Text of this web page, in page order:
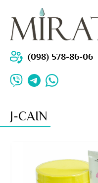
(098) 578-86-06
J-CAIN